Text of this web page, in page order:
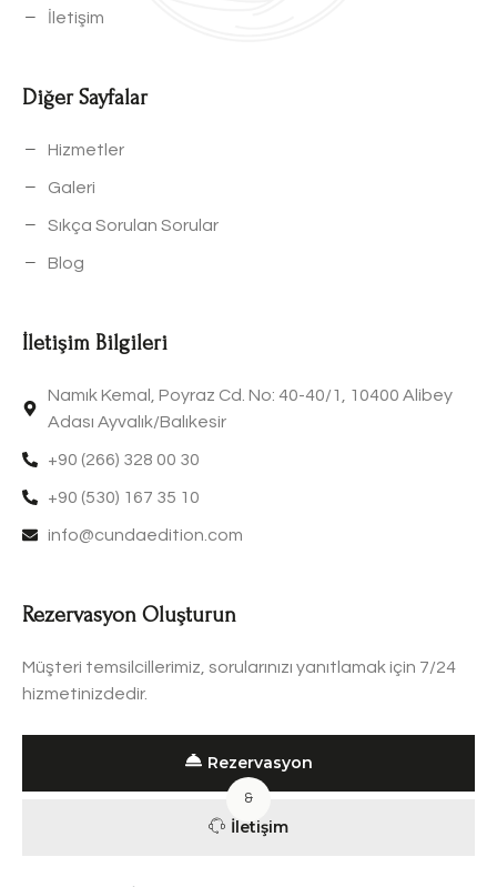
İletişim
Diğer Sayfalar
Hizmetler
Galeri
Sıkça Sorulan Sorular
Blog
İletişim Bilgileri
Namık Kemal, Poyraz Cd. No: 40-40/1, 10400 Alibey
Adası Ayvalık/Balıkesir
+90 (266) 328 00 30
+90 (530) 167 35 10
info@cundaedition.com
Rezervasyon Oluşturun
Müşteri temsilcillerimiz, sorularınızı yanıtlamak için 7/24
hizmetinizdedir.
Rezervasyon
&
İletişim